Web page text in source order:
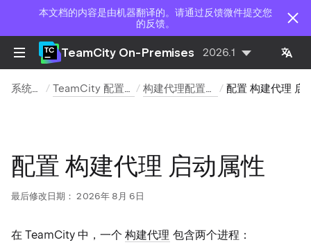
本文档的内容是由机器翻译的。请通过反馈微件提交您
的反馈。
TeamCity On-Premises 2026.1
系统管理 TeamCity 配置和维护 构建代理配置和维护
配置 构建代理 启动属性
最后修改日期： 2026年 8月 6日
在 TeamCity 中，一个构建代理 包含两个进程：